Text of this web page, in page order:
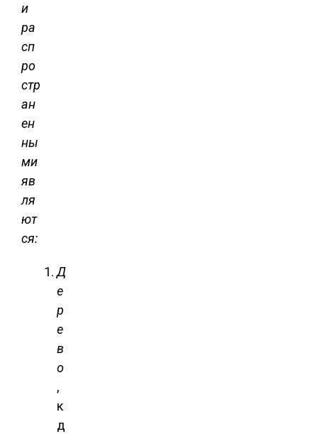
и
ра
сп
ро
стр
ан
ен
ны
ми
яв
ля
ют
ся:
Д
е
р
е
в
о
,
к
д